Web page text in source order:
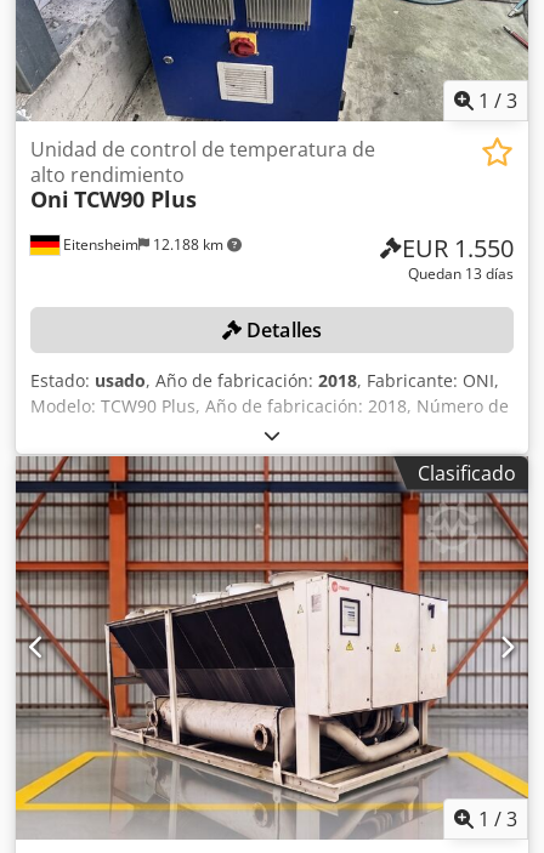
recuperación de calor, resistencia calefactora, 200 W,
control de la instalación Siemens Simatic S7, panel táctil
HMI. Chsdpfx Aszn Ataobpja +++ Atención: ¡La instalación
forma parte de una subasta en línea! +++
1 /3
Eitensheim 12.188 km
Unidad de control de temperatura de
alto rendimiento
Oni TCW90 Plus
EUR 1.550
Quedan 13 días
Detalles
Estado: usado, Año de fabricación: 2018, Fabricante: ONI,
Modelo: TCW90 Plus, Año de fabricación: 2018, Número de
serie: 18026, Potencia de calefacción: 18 kW, Potencia de
refrigeración: 164 kW, Control MC. Csdpjzn Anqofx Abpeha
+++ Atención: ¡Este equipo forma parte de una subasta en
línea! +++
Clasificado
1 /3